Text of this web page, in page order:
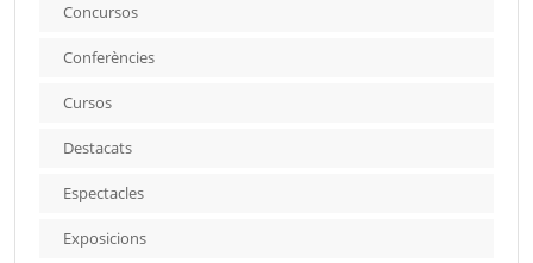
Concursos
Conferències
Cursos
Destacats
Espectacles
Exposicions